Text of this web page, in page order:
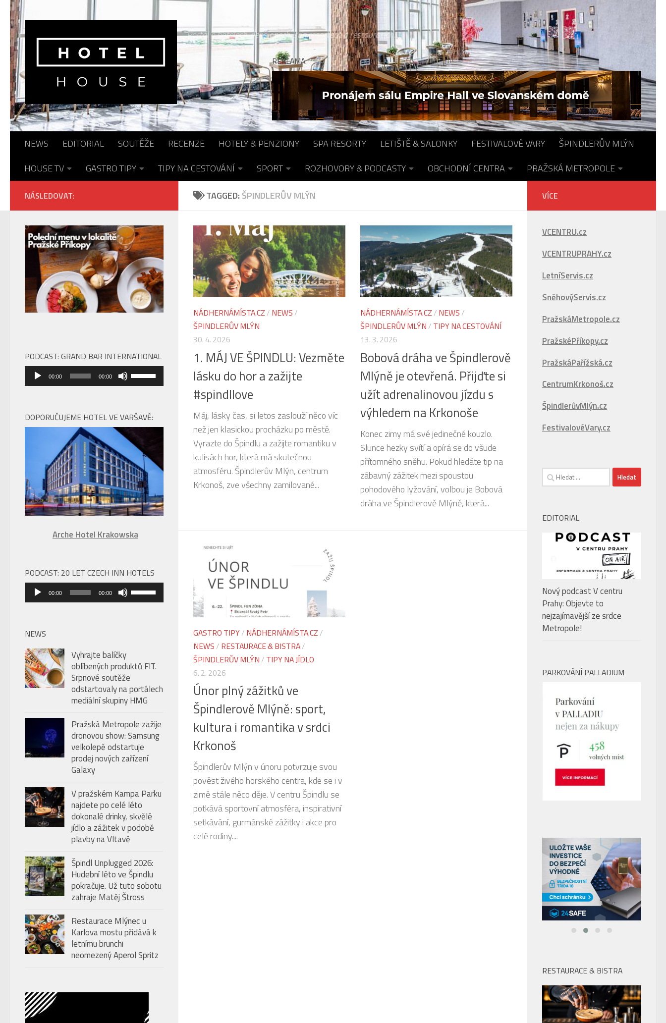
Skip to content
Portál o hotelech, pensionech, spa resortech a restauracích...
REKLAMA:
NEWS EDITORIAL SOUTĚŽE RECENZE HOTELY & PENZIONY SPA RESORTY LETIŠTĚ & SALONKY FESTIVALOVÉ VARY
ŠPINDLERŮV MLÝN
HOUSE TV
GASTRO TIPY TIPY NA CESTOVÁNÍ SPORT ROZHOVORY & PODCASTY OBCHODNÍ CENTRA PRAŽSKÁ METROPOLE
TAGGED: ŠPINDLERŮV MLÝN
NÁDHERNÁMÍSTA.CZ / NEWS /
ŠPINDLERŮV MLÝN
30. 4. 2026
1. MÁJ VE ŠPINDLU: Vezměte
lásku do hor a zažijte
#spindllove
Máj, lásky čas, si letos zaslouží něco víc
než jen klasickou procházku po městě.
Vyrazte do Špindlu a zažijte romantiku v
kulisách hor, která má skutečnou
atmosféru. Špindlerův Mlýn, centrum
Krkonoš, zve všechny zamilované...
NÁDHERNÁMÍSTA.CZ / NEWS /
ŠPINDLERŮV MLÝN / TIPY NA CESTOVÁNÍ
13. 3. 2026
Bobová dráha ve Špindlerově
Mlýně je otevřená. Přijďte si
užít adrenalinovou jízdu s
výhledem na Krkonoše
Konec zimy má své jedinečné kouzlo.
Slunce hezky svítí a opírá se do všude
přítomného sněhu. Pokud hledáte tip na
zábavný zážitek mezi spoustou
pohodového lyžování, volbou je Bobová
dráha ve Špindlerově Mlýně, která...
GASTRO TIPY/ NÁDHERNÁMÍSTA.CZ /
NEWS / RESTAURACE & BISTRA/
ŠPINDLERŮV MLÝN / TIPY NA JÍDLO
6. 2. 2026
Únor plný zážitků ve
Špindlerově Mlýně: sport,
kultura i romantika v srdci
Krkonoš
Špindlerův Mlýn v únoru potvrzuje svou
pověst živého horského centra, kde se i v
zimě stále něco děje. V centru Špindlu se
potkává sportovní atmosféra, inspirativní
setkávání, gurmánské zážitky i akce pro
celé rodiny....
NÁSLEDOVAT:
PODCAST: GRAND BAR INTERNATIONAL
Audio
přehrávač
00:00 00:00
Použitím
šipek
zvýšíte
nebo
snížíte
úroveň
hlasitosti.
DOPORUČUJEME HOTEL VE VARŠAVĚ:
Arche Hotel Krakowska
PODCAST: 20 LET CZECH INN HOTELS
Audio
přehrávač
00:00 00:00
Použitím
šipek
úroveň
NEWS
Vyhrajte balíčky
oblíbených produktů FIT.
Srpnové soutěže
odstartovaly na portálech
mediální skupiny HMG
Pražská Metropole zažije
dronovou show: Samsung
velkolepě odstartuje
prodej nových zařízení
Galaxy
V pražském Kampa Parku
najdete po celé léto
dokonalé drinky, skvělé
jídlo a zážitek v podobě
plavby na Vltavě
Špindl Unplugged 2026:
Hudební léto ve Špindlu
pokračuje. Už tuto sobotu
zahraje Matěj Štross
Restaurace Mlýnec u
Karlova mostu přidává k
letnímu brunchi
neomezený Aperol Spritz
VÍCE
VCENTRU.cz
VCENTRUPRAHY.cz
LetníServis.cz
SněhovýServis.cz
PražskáMetropole.cz
PražskéPříkopy.cz
PražskáPařížská.cz
CentrumKrkonoš.cz
ŠpindlerůvMlýn.cz
FestivalovéVary.cz
Vyhledávání
EDITORIAL
Nový podcast V centru
Prahy: Objevte to
nejzajímavější ze srdce
Metropole!
PARKOVÁNÍ PALLADIUM
RESTAURACE & BISTRA